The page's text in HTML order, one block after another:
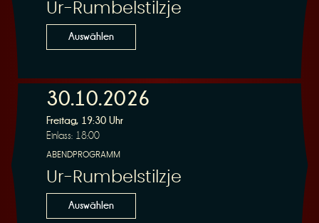
Ur-Rumbelstilzje
Auswählen
30.10.2026
Freitag, 19:30 Uhr
Einlass: 18:00
ABENDPROGRAMM
Ur-Rumbelstilzje
Auswählen